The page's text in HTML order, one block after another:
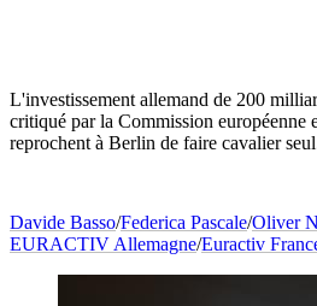
L'investissement allemand de 200
critiqué par la Commission européenne
reprochent à Berlin de faire cavalier
Davide Basso/Federica Pascale/Oliver
EURACTIV Allemagne/Euractiv